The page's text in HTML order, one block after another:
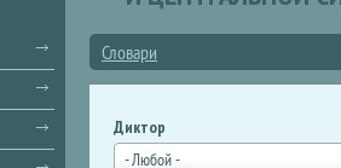
Словари
Диктор
- Любой -